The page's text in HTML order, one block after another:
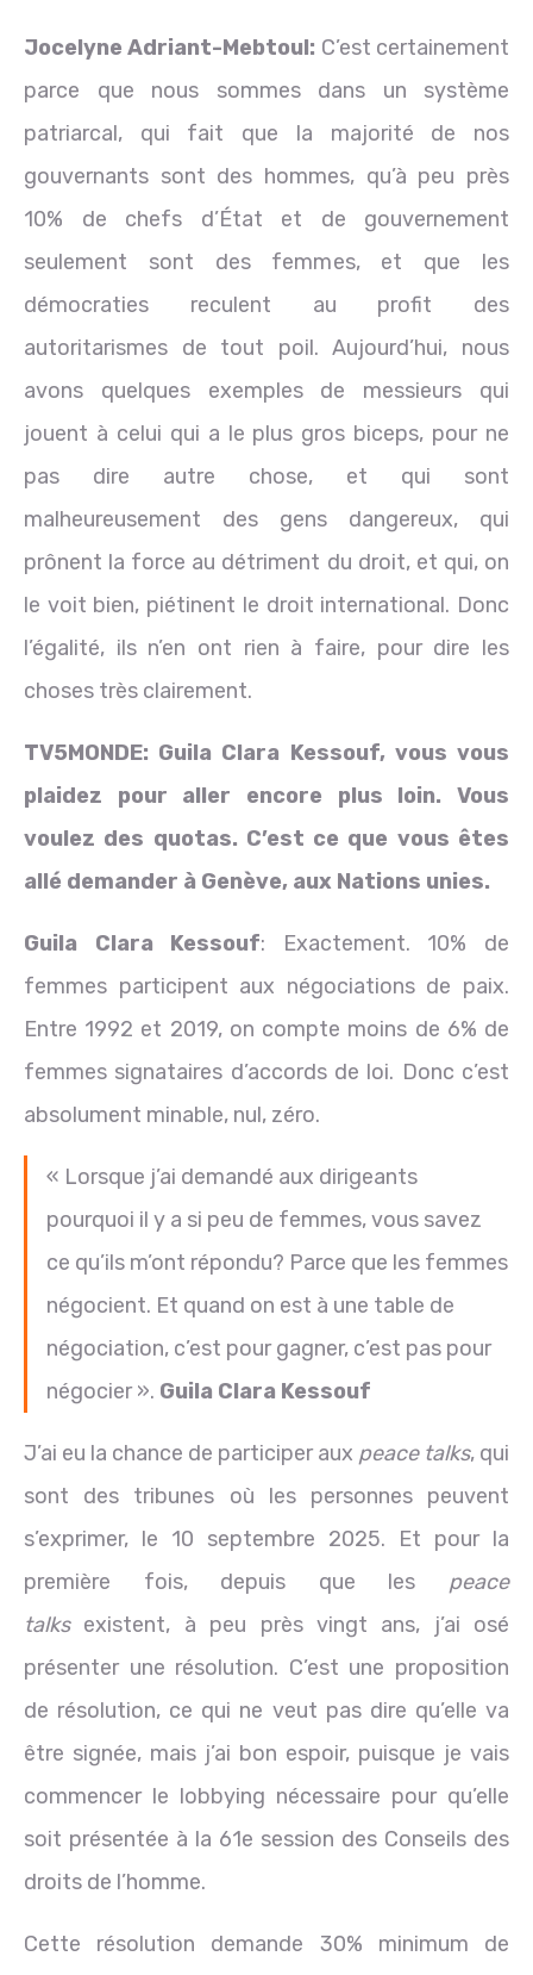
Jocelyne Adriant-Mebtoul: C’est certainement
parce que nous sommes dans un système
patriarcal, qui fait que la majorité de nos
gouvernants sont des hommes, qu’à peu près
10% de chefs d’État et de gouvernement
seulement sont des femmes, et que les
démocraties reculent au profit des
autoritarismes de tout poil. Aujourd’hui, nous
avons quelques exemples de messieurs qui
jouent à celui qui a le plus gros biceps, pour ne
pas dire autre chose, et qui sont
malheureusement des gens dangereux, qui
prônent la force au détriment du droit, et qui, on
le voit bien, piétinent le droit international. Donc
l’égalité, ils n’en ont rien à faire, pour dire les
choses très clairement.
TV5MONDE: Guila Clara Kessouf, vous vous
plaidez pour aller encore plus loin. Vous
voulez des quotas. C’est ce que vous êtes
allé demander à Genève, aux Nations unies.
Guila Clara Kessouf: Exactement. 10% de
femmes participent aux négociations de paix.
Entre 1992 et 2019, on compte moins de 6% de
femmes signataires d’accords de loi. Donc c’est
absolument minable, nul, zéro.
« Lorsque j’ai demandé aux dirigeants
pourquoi il y a si peu de femmes, vous savez
ce qu’ils m’ont répondu? Parce que les femmes
négocient. Et quand on est à une table de
négociation, c’est pour gagner, c’est pas pour
négocier ». Guila Clara Kessouf
J’ai eu la chance de participer aux peace talks, qui
sont des tribunes où les personnes peuvent
s’exprimer, le 10 septembre 2025. Et pour la
première fois, depuis que les peace
talksexistent, à peu près vingt ans, j’ai osé
présenter une résolution. C’est une proposition
de résolution, ce qui ne veut pas dire qu’elle va
être signée, mais j’ai bon espoir, puisque je vais
commencer le lobbying nécessaire pour qu’elle
soit présentée à la 61e session des Conseils des
droits de l’homme.
Cette résolution demande 30% minimum de